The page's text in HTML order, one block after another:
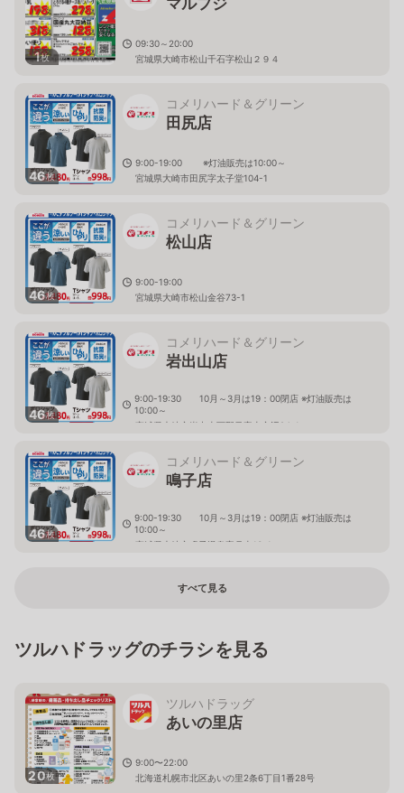
1枚
09:30～20:00
宮城県大崎市松山千石字松山２９４
46枚
コメリハード＆グリーン
田尻店
9:00-19:00 ※灯油販売は10:00～
宮城県大崎市田尻字太子堂104-1
46枚
コメリハード＆グリーン
松山店
9:00-19:00
宮城県大崎市松山金谷73-1
46枚
コメリハード＆グリーン
岩出山店
9:00-19:30 10月～3月は19：00閉店 ※灯油販売は
10:00～
宮城県大崎市岩出山下野目字山之辺24-1
46枚
コメリハード＆グリーン
鳴子店
9:00-19:30 10月～3月は19：00閉店 ※灯油販売は
10:00～
宮城県大崎市鳴子温泉字月山13-1
すべて見る
ツルハドラッグのチラシを見る
20枚
ツルハドラッグ
あいの里店
9:00〜22:00
北海道札幌市北区あいの里2条6丁目1番28号